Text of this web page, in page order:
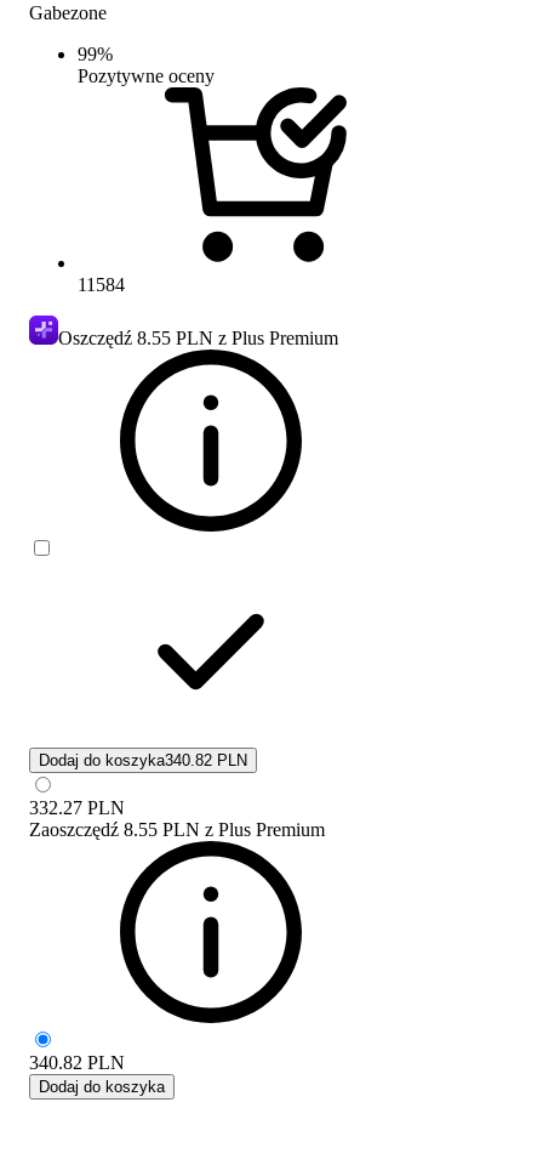
Gabezone
99%
Pozytywne oceny
11584
Oszczędź 8.55 PLN z Plus Premium
Dodaj do koszyka340.82 PLN
332.27 PLN
Zaoszczędź 8.55 PLN z Plus Premium
340.82 PLN
Dodaj do koszyka